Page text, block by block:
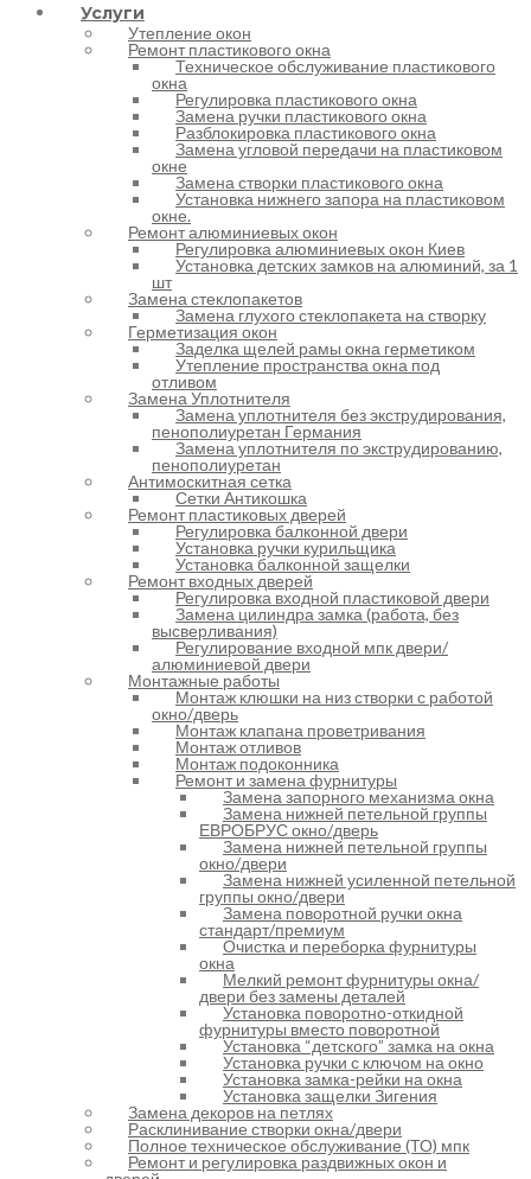
Услуги
Утепление окон
Ремонт пластикового окна
Техническое обслуживание пластикового
окна
Регулировка пластикового окна
Замена ручки пластикового окна
Разблокировка пластикового окна
Замена угловой передачи на пластиковом
окне
Замена створки пластикового окна
Установка нижнего запора на пластиковом
окне.
Ремонт алюминиевых окон
Регулировка алюминиевых окон Киев
Установка детских замков на алюминий, за 1
шт
Замена стеклопакетов
Замена глухого стеклопакета на створку
Герметизация окон
Заделка щелей рамы окна герметиком
Утепление пространства окна под
отливом
Замена Уплотнителя
Замена уплотнителя без экструдирования,
пенополиуретан Германия
Замена уплотнителя по экструдированию,
пенополиуретан
Антимоскитная сетка
Сетки Антикошка
Ремонт пластиковых дверей
Регулировка балконной двери
Установка ручки курильщика
Установка балконной защелки
Ремонт входных дверей
Регулировка входной пластиковой двери
Замена цилиндра замка (работа, без
высверливания)
Регулирование входной мпк двери/
алюминиевой двери
Монтажные работы
Монтаж клюшки на низ створки с работой
окно/дверь
Монтаж клапана проветривания
Монтаж отливов
Монтаж подоконника
Ремонт и замена фурнитуры
Замена запорного механизма окна
Замена нижней петельной группы
ЕВРОБРУС окно/дверь
Замена нижней петельной группы
окно/двери
Замена нижней усиленной петельной
группы окно/двери
Замена поворотной ручки окна
стандарт/премиум
Очистка и переборка фурнитуры
окна
Мелкий ремонт фурнитуры окна/
двери без замены деталей
Установка поворотно-откидной
фурнитуры вместо поворотной
Установка “детского” замка на окна
Установка ручки с ключом на окно
Установка замка-рейки на окна
Установка защелки Зигения
Замена декоров на петлях
Расклинивание створки окна/двери
Полное техническое обслуживание (ТО) мпк
Ремонт и регулировка раздвижных окон и